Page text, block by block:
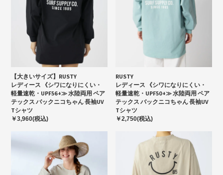
【大きいサイズ】RUSTY
レディース 《シワになりにくい・
軽量速乾・UPF56+≫ 水陸両用 ペア
テックス バックニコちゃん 長袖UV
Tシャツ
￥3,960(税込)
RUSTY
レディース 《シワになりにくい・
軽量速乾・UPF50+≫ 水陸両用 ペア
テックス バックニコちゃん 長袖UV
Tシャツ
￥2,750(税込)